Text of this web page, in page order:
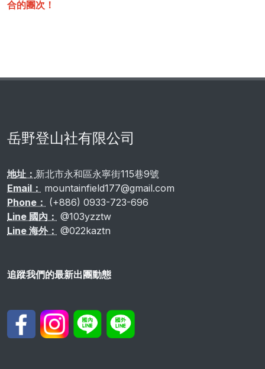
合的團次！
岳野登山社有限公司
地址： 新北市永和區永寧街115巷9號
Email： mountainfield177@gmail.com
Phone： (+886) 0933-723-696
Line 國內： @103yzztw
Line 海外： @022kaztn
追蹤我們的最新出團動態